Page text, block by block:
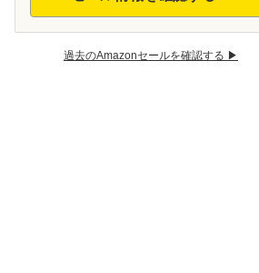
過去のAmazonセールを確認する ▶︎